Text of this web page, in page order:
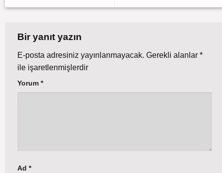
Bir yanıt yazın
E-posta adresiniz yayınlanmayacak. Gerekli alanlar *
ile işaretlenmişlerdir
Yorum *
Ad *